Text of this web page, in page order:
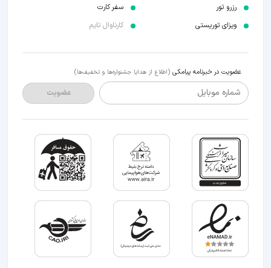
رزرو تور
ویزای توریستی
سفر کارت
کارناوال تایم
عضویت در خبرنامه پیامکی (اطلاع از هدایا جشنواره‌ها و تخفیف‌ها)
شماره موبایل عضویت